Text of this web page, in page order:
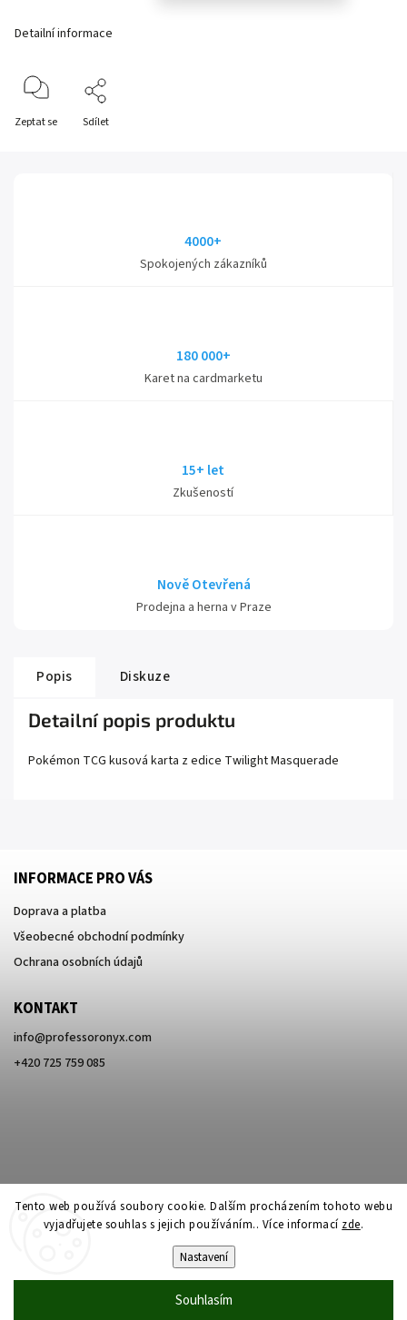
Tento web používá soubory cookie. Dalším procházením tohoto webu
vyjadřujete souhlas s jejich používáním.. Více informací zde.
Nastavení
Souhlasím
Detailní informace
Zeptat se Sdílet
4000+
Spokojených zákazníků
180 000+
Karet na cardmarketu
15+ let
Zkušeností
Nově Otevřená
Prodejna a herna v Praze
Popis Diskuze
Detailní popis produktu
Pokémon TCG kusová karta z edice Twilight Masquerade
INFORMACE PRO VÁS
Doprava a platba
Všeobecné obchodní podmínky
Ochrana osobních údajů
KONTAKT
info@professoronyx.com
+420 725 759 085
Professor Onyx. Všechna práva vyhrazena.